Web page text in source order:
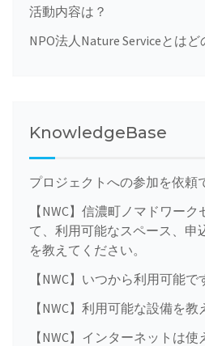
活動内容は？
NPO法人Nature Serviceとは
KnowledgeBase
プロジェクトへの参加を依頼
【NWC】信濃町ノマドワー
て、利用可能なスペース、申
を教えてください。
【NWC】いつから利用可能で
【NWC】利用可能な設備を教
【NWC】インターネットは使